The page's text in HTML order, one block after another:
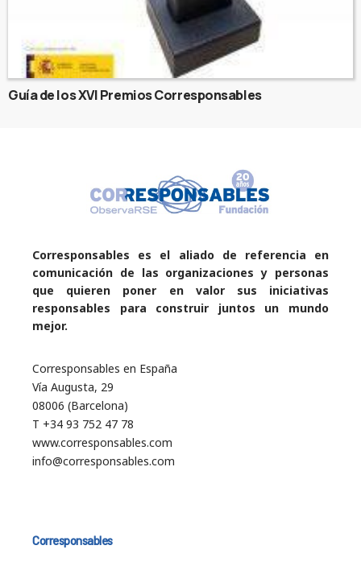
Guía de los XVI Premios Corresponsables
Corresponsables es el aliado de referencia en
comunicación de las organizaciones y personas
que quieren poner en valor sus iniciativas
responsables para construir juntos un mundo
mejor.
Corresponsables en España
Vía Augusta, 29
08006 (Barcelona)
T +34 93 752 47 78
www.corresponsables.com
info@corresponsables.com
Corresponsables